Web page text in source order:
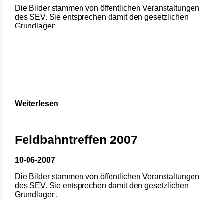
Die Bilder stammen von öffentlichen Veranstaltungen
des SEV. Sie entsprechen damit den gesetzlichen
Grundlagen.
Weiterlesen
Feldbahntreffen 2007
10-06-2007
Die Bilder stammen von öffentlichen Veranstaltungen
des SEV. Sie entsprechen damit den gesetzlichen
Grundlagen.